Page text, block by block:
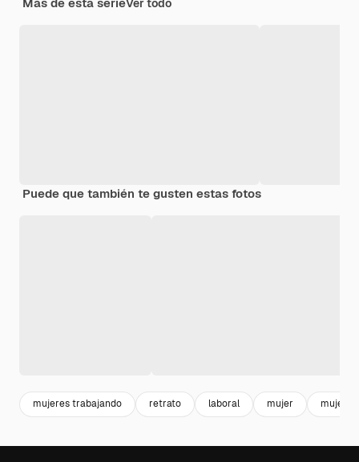
Ver todo
Puede que también te gusten estas fotos
mujeres trabajando retrato laboral mujer mujer